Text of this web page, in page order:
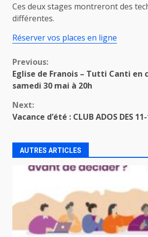
Ces deux stages montreront des
différentes.
Réserver vos places en ligne
Continue
Reading
Previous:
Eglise de Franois – Tutti Canti en
samedi 30 mai à 20h
Next:
Vacance d’été : CLUB ADOS DES
AUTRES ARTICLES